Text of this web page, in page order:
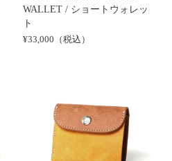
WALLET / ショートウォレッ
ト
¥33,000（税込）